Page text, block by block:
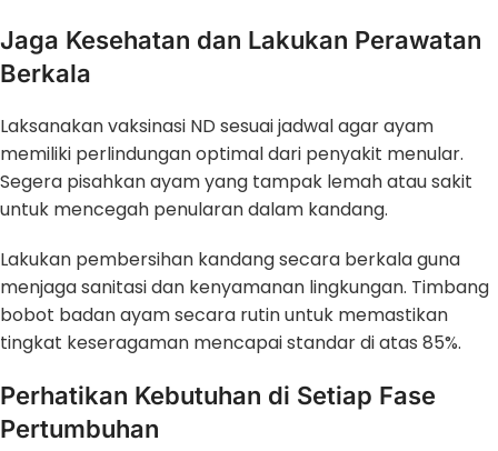
Jaga Kesehatan dan Lakukan Perawatan
Berkala
Laksanakan vaksinasi ND sesuai jadwal agar ayam
memiliki perlindungan optimal dari penyakit menular.
Segera pisahkan ayam yang tampak lemah atau sakit
untuk mencegah penularan dalam kandang.
Lakukan pembersihan kandang secara berkala guna
menjaga sanitasi dan kenyamanan lingkungan. Timbang
bobot badan ayam secara rutin untuk memastikan
tingkat keseragaman mencapai standar di atas 85%.
Perhatikan Kebutuhan di Setiap Fase
Pertumbuhan